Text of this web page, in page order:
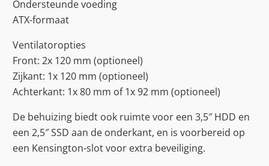
Ondersteunde voeding
ATX-formaat
Ventilatoropties
Front: 2x 120 mm (optioneel)
Zijkant: 1x 120 mm (optioneel)
Achterkant: 1x 80 mm of 1x 92 mm (optioneel)
De behuizing biedt ook ruimte voor een 3,5″ HDD en
een 2,5″ SSD aan de onderkant, en is voorbereid op
een Kensington-slot voor extra beveiliging.